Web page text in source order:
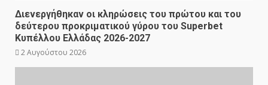
Διενεργήθηκαν οι κληρώσεις του πρώτου και του
δεύτερου προκριματικού γύρου του Superbet
Κυπέλλου Ελλάδας 2026-2027
2 Αυγούστου 2026